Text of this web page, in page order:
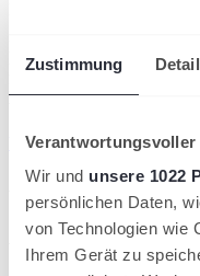
Zustimmung
Verantwortungsvoller
Wir und unsere 1022
persönlichen Daten,
von Technologien wie
Ihrem Gerät zu
profitieren die
Weitere Informationen
Ähnliche News